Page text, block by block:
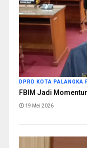
DPRD KOTA PALANGKA
FBIM Jadi
19 Mei 2026